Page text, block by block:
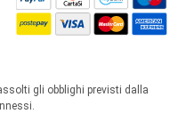
gli obblighi previsti dalla